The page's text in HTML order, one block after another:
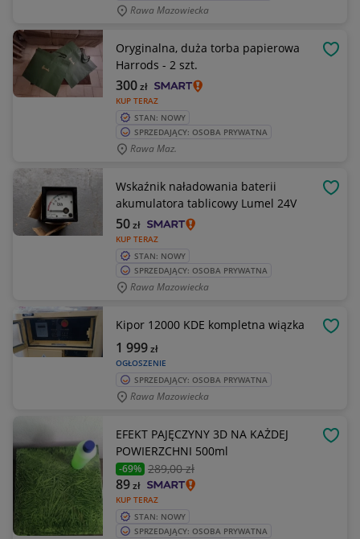
Rawa Mazowiecka
Oryginalna, duża torba papierowa
Harrods - 2 szt.
KUP TERAZ
300zł
STAN: NOWY
SPRZEDAJĄCY: OSOBA PRYWATNA
Rawa Maz.
Wskaźnik naładowania baterii
akumulatora tablicowy Lumel 24V
KUP TERAZ
50zł
STAN: NOWY
SPRZEDAJĄCY: OSOBA PRYWATNA
Rawa Mazowiecka
Kipor 12000 KDE kompletna wiązka
OGŁOSZENIE
1 999zł
SPRZEDAJĄCY: OSOBA PRYWATNA
Rawa Mazowiecka
EFEKT PAJĘCZYNY 3D NA KAŻDEJ
POWIERZCHNI 500ml
-69% 289,00 zł
KUP TERAZ
89zł
STAN: NOWY
SPRZEDAJĄCY: OSOBA PRYWATNA